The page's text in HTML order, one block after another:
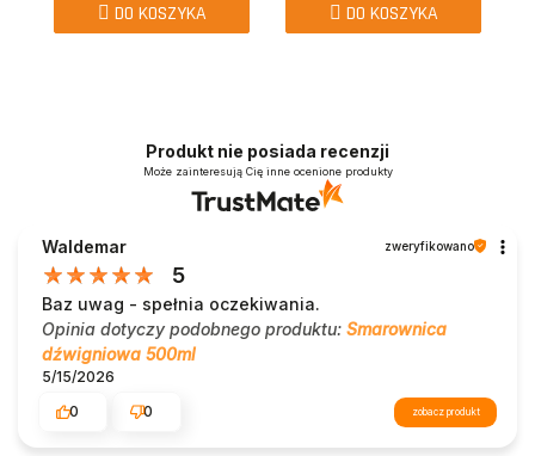
DO KOSZYKA DO KOSZYKA
Produkt nie posiada recenzji
Może zainteresują Cię inne ocenione produkty
Waldemar zweryfikowano
5
Baz uwag - spełnia oczekiwania.
Opinia dotyczy podobnego produktu: Smarownica
dźwigniowa 500ml
5/15/2026
0
0 zobacz produkt